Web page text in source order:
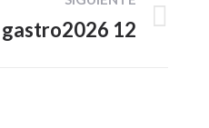
gastro2026 12